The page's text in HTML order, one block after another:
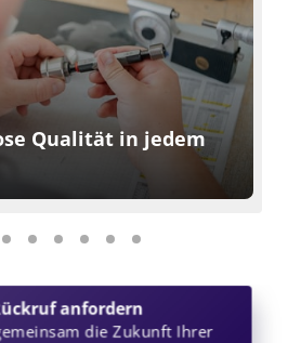
Qualität in jedem
anfordern
die Zukunft Ihrer